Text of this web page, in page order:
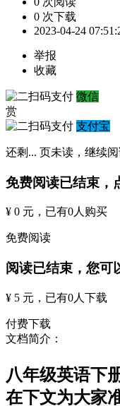
0 次下载
2023-04-24
举报
收藏
微信
赏
支付宝
还剩 ... 页未读， 继续
免费阅读已结束，
¥ 0 元 ，已有0人购买
免费阅读
阅读已结束，您可
¥ 5 元 ，已有0人下载
付费下载
文档简介：
八年级英语下
在下文为大家